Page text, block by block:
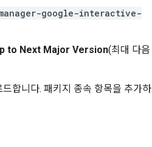
google-interactive-
to Next Major Version(최대 다음
합니다. 패키지 종속 항목을 추가하